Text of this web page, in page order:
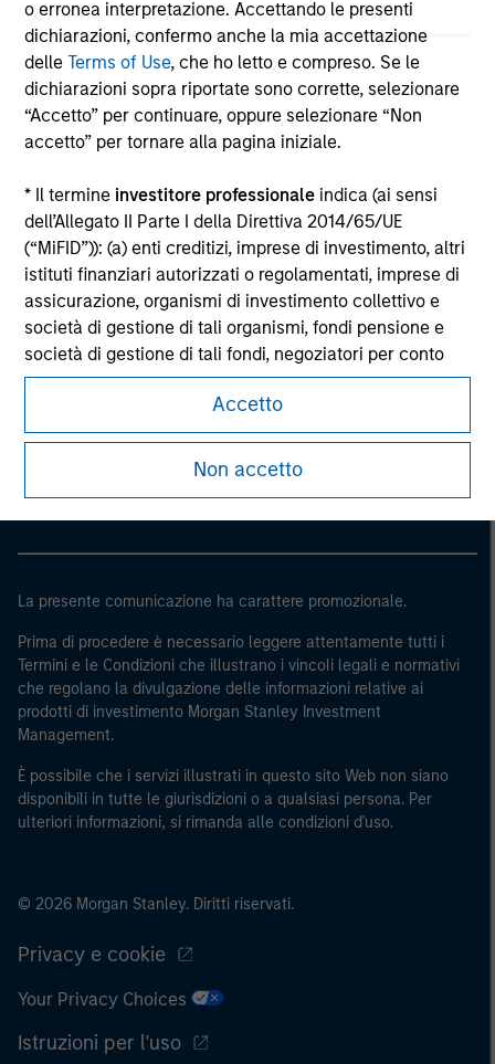
o erronea interpretazione. Accettando le presenti
dichiarazioni, confermo anche la mia accettazione
delleTerms of Use, che ho letto e compreso. Se le
dichiarazioni sopra riportate sono corrette, selezionare
“Accetto” per continuare, oppure selezionare “Non
accetto” per tornare alla pagina iniziale.
* Il termine investitore professionale indica (ai sensi
dell’Allegato II Parte I della Direttiva 2014/65/UE
(“MiFID”)): (a) enti creditizi, imprese di investimento, altri
istituti finanziari autorizzati o regolamentati, imprese di
assicurazione, organismi di investimento collettivo e
società di gestione di tali organismi, fondi pensione e
società di gestione di tali fondi, negoziatori per conto
proprio di materie prime e derivati su materie prime; (b)
le imprese di grandi dimensioni che ottemperano, a
livello di singola società, ad almeno due dei seguenti
criteri dimensionali: (i) totale di bilancio: EUR 20 milioni,
regionale, le banche centrali, le istituzioni internazionali
la BEI e altre organizzazioni internazionali analoghe, che
agiscono per proprio conto.
Si osservi che la definizione di Investitore professionale
potrebbe non essere una definizione fornita dall’autorità
di regolamentazione del paese da cui si accede al sito
web.
Accetto
Non accetto
All investing involves risks, including a loss of principal.
Please refer to the strategy detail page for important
information on the strategy, including additional risk
considerations.
Morgan Stanley Careers
La presente comunicazione ha carattere promozionale.
Prima di procedere è necessario leggere attentamente tutti i
Termini e le Condizioni che illustrano i vincoli legali e normativi
che regolano la divulgazione delle informazioni relative ai
prodotti di investimento Morgan Stanley Investment
Management.
È possibile che i servizi illustrati in questo sito Web non siano
disponibili in tutte le giurisdizioni o a qualsiasi persona. Per
ulteriori informazioni, si rimanda alle condizioni d'uso.
© 2026 Morgan Stanley. Diritti riservati.
Privacy e cookie
Your Privacy Choices
Istruzioni per l'uso